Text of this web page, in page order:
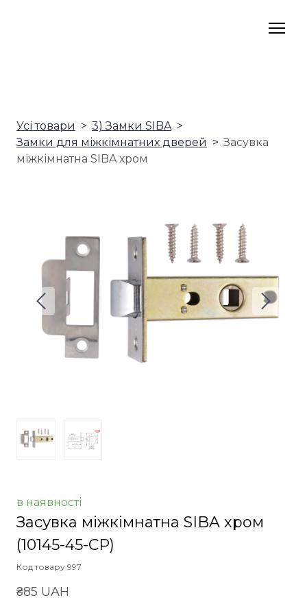
Усі товари
3) Замки SIBA
Замки для міжкімнатних дверей
Засувка
міжкімнатна SIBA хром
в наявності
Засувка міжкімнатна SIBA хром
(10145-45-CP)
Код товару 997
₴85 UAH